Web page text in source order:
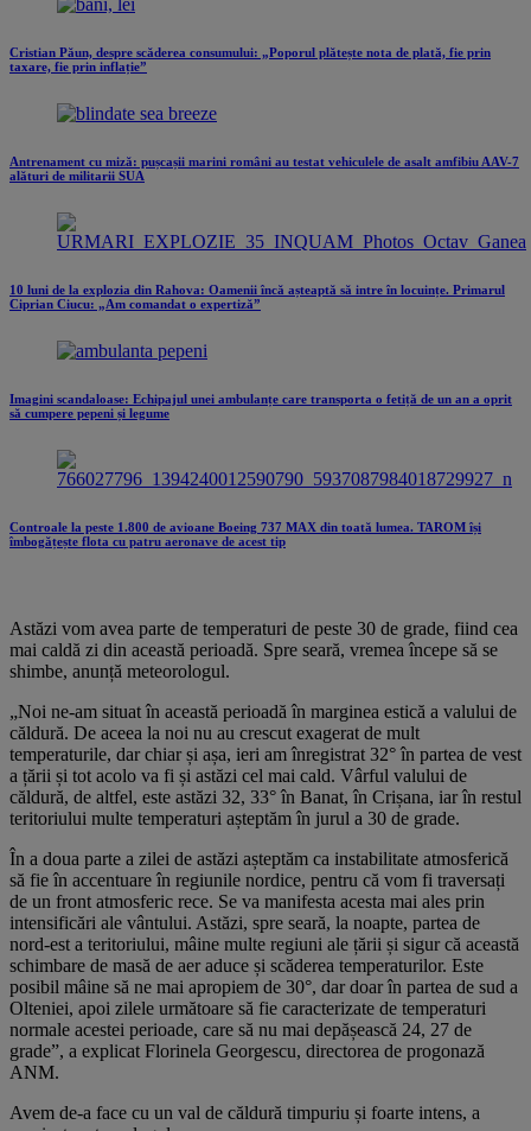
Cristian Păun, despre scăderea consumului: „Poporul plătește nota de plată, fie prin
taxare, fie prin inflație”
Antrenament cu miză: pușcașii marini români au testat vehiculele de asalt amfibiu AAV-7
alături de militarii SUA
10 luni de la explozia din Rahova: Oamenii încă așteaptă să intre în locuințe. Primarul
Ciprian Ciucu: „Am comandat o expertiză”
Imagini scandaloase: Echipajul unei ambulanțe care transporta o fetiță de un an a oprit
să cumpere pepeni și legume
Controale la peste 1.800 de avioane Boeing 737 MAX din toată lumea. TAROM își
îmbogățește flota cu patru aeronave de acest tip
Astăzi vom avea parte de temperaturi de peste 30 de grade, fiind cea
mai caldă zi din această perioadă. Spre seară, vremea începe să se
shimbe, anunță meteorologul.
„Noi ne-am situat în această perioadă în marginea estică a valului de
căldură. De aceea la noi nu au crescut exagerat de mult
temperaturile, dar chiar și așa, ieri am înregistrat 32° în partea de vest
a țării și tot acolo va fi și astăzi cel mai cald. Vârful valului de
căldură, de altfel, este astăzi 32, 33° în Banat, în Crișana, iar în restul
teritoriului multe temperaturi așteptăm în jurul a 30 de grade.
În a doua parte a zilei de astăzi așteptăm ca instabilitate atmosferică
să fie în accentuare în regiunile nordice, pentru că vom fi traversați
de un front atmosferic rece. Se va manifesta acesta mai ales prin
intensificări ale vântului. Astăzi, spre seară, la noapte, partea de
nord-est a teritoriului, mâine multe regiuni ale țării și sigur că această
schimbare de masă de aer aduce și scăderea temperaturilor. Este
posibil mâine să ne mai apropiem de 30°, dar doar în partea de sud a
Olteniei, apoi zilele următoare să fie caracterizate de temperaturi
normale acestei perioade, care să nu mai depășească 24, 27 de
grade”, a explicat Florinela Georgescu, directorea de progonază
ANM.
Avem de-a face cu un val de căldură timpuriu și foarte intens, a